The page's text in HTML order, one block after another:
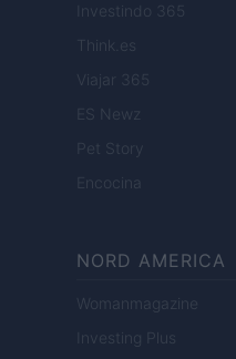
Investindo 365
Think.es
Viajar 365
ES Newz
Pet Story
Encocina
NORD AMERICA
Womanmagazine
Investing Plus